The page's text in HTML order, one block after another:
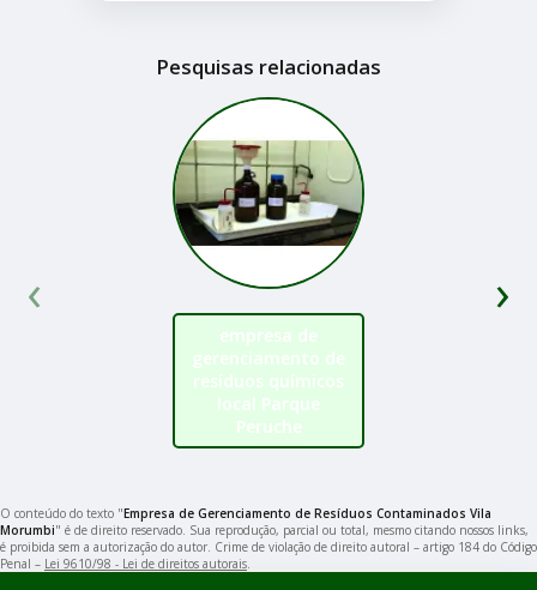
Pesquisas relacionadas
empresa de
gerenciamento de
resíduos químicos
local Parque
Peruche
‹ ›
O conteúdo do texto "Empresa de Gerenciamento de Resíduos Contaminados Vila
Morumbi" é de direito reservado. Sua reprodução, parcial ou total, mesmo citando nossos links,
é proibida sem a autorização do autor. Crime de violação de direito autoral – artigo 184 do Código
Penal – Lei 9610/98 - Lei de direitos autorais.